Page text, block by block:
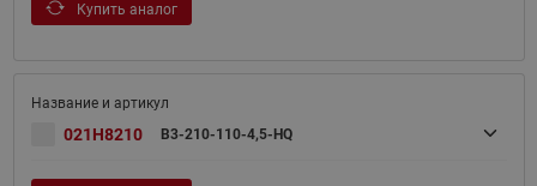
Купить аналог
021H8210 B3-210-110-4,5-HQ